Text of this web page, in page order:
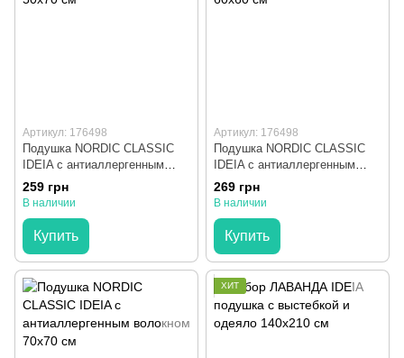
Артикул: 176498
Подушка NORDIC CLASSIC
IDEIA с антиаллергенным
волокном 50х70 см
259 грн
В наличии
Купить
Артикул: 176498
Подушка NORDIC CLASSIC
IDEIA с антиаллергенным
волокном 60х60 см
269 грн
В наличии
Купить
ХИТ